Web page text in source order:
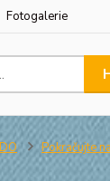
Fotogalerie
Pokračujte